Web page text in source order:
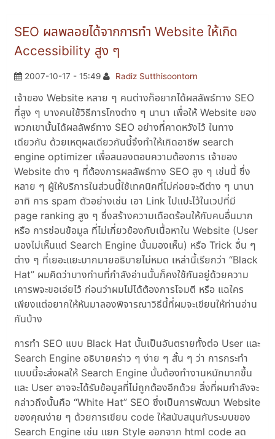
SEO ผลพลอยได้จากการทำ Website ให้เกิด
Accessibility สูง ๆ
2007-10-17 - 15:49 Radiz Sutthisoontorn
เจ้าของ Website หลาย ๆ คนต่างก็อยากได้ผลลัพธ์ทาง SEO
ที่สูง ๆ บางคนใช้วิธีการโกงต่าง ๆ นานา เพื่อให้ Website ของ
พวกเขานั้นได้ผลลัพธ์ทาง SEO อย่างที่คาดหวังไว้ ในทาง
เดียวกัน ด้วยเหตุผลเดียวกันนี้จึงทำให้เกิดอาชีพ search
engine optimizer เพื่อสนองตอบความต้องการ เจ้าของ
Website ต่าง ๆ ที่ต้องการผลลัพธ์ทาง SEO สูง ๆ เช่นนี้ ซึ่ง
หลาย ๆ ผู้ให้บริการในส่วนนี้ใช้เทคนิคที่ไม่ค่อยจะดีต่าง ๆ นานา
อาทิ การ spam ตัวอย่างเช่น เอา Link ไปแปะไว้ในเวปที่มี
page ranking สูง ๆ ซึ่งสร้างความเดือดร้อนให้กับคนอื่นมาก
หรือ การซ่อนข้อมูล ที่ไม่เกี่ยวข้องกับเนื้อหาใน Website (User
มองไม่เห็นแต่ Search Engine นั้นมองเห็น) หรือ Trick อื่น ๆ
ต่าง ๆ ที่เยอะแยะมากมายอธิบายไม่หมด เหล่านี้เรียกว่า Black
Hat ผมคิดว่าบางท่านที่กำลังอ่านนั้นก็คงใช้กันอยู่ด้วยความ
เคารพจะขอเอ่ยไว้ ก่อนว่าผมไม่ได้ต้องการโจมตี หรือ แฉใคร
เพียงแต่อยากให้หันมาลองพิจารณาวิธีนี้ที่ผมจะเขียนให้ท่านอ่าน
กันบ้าง
การทำ SEO แบบ Black Hat นั้นเป็นอันตรายทั้งต่อ User และ
Search Engine อธิบายคร่าว ๆ ง่าย ๆ สั้น ๆ ว่า การกระทำ
แบบนี้จะส่งผลให้ Search Engine นั้นต้องทำงานหนักมากขึ้น
และ User อาจจะได้รับข้อมูลที่ไม่ถูกต้องอีกด้วย สิ่งที่ผมกำลังจะ
กล่าวถึงนั้นคือ White Hat SEO ซึ่งเป็นการพัฒนา Website
ของคุณง่าย ๆ ด้วยการเขียน code ให้สนับสนุนกับระบบของ
Search Engine เช่น แยก Style ออกจาก html code ลด